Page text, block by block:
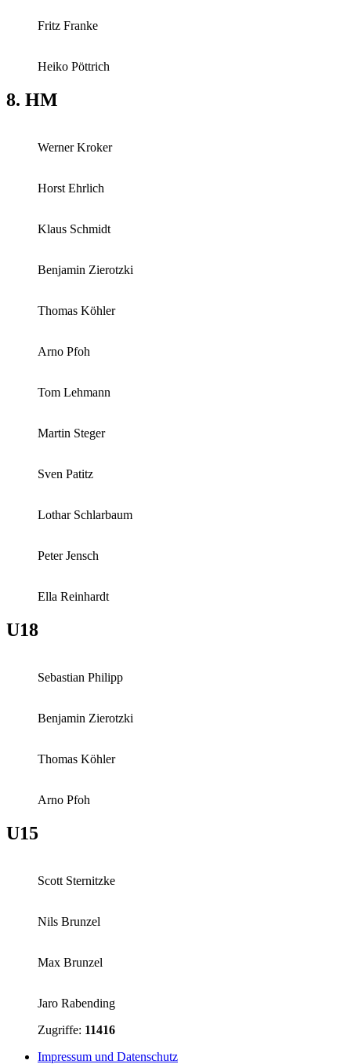
Fritz Franke
Heiko Pöttrich
8. HM
Werner Kroker
Horst Ehrlich
Klaus Schmidt
Benjamin Zierotzki
Thomas Köhler
Arno Pfoh
Tom Lehmann
Martin Steger
Sven Patitz
Lothar Schlarbaum
Peter Jensch
Ella Reinhardt
U18
Sebastian Philipp
Benjamin Zierotzki
Thomas Köhler
Arno Pfoh
U15
Scott Sternitzke
Nils Brunzel
Max Brunzel
Jaro Rabending
Zugriffe: 11416
Impressum und Datenschutz